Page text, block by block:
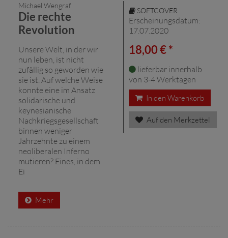
Michael Wengraf
Die rechte
Revolution
Unsere Welt, in der wir
nun leben, ist nicht
zufällig so geworden wie
sie ist. Auf welche Weise
konnte eine im Ansatz
solidarische und
keynesianische
Nachkriegsgesellschaft
binnen weniger
Jahrzehnte zu einem
neoliberalen Inferno
mutieren? Eines, in dem
Ei
Mehr
SOFTCOVER
Erscheinungsdatum:
17.07.2020
18,00 € *
lieferbar innerhalb
von 3-4 Werktagen
In den Warenkorb
Auf den Merkzettel